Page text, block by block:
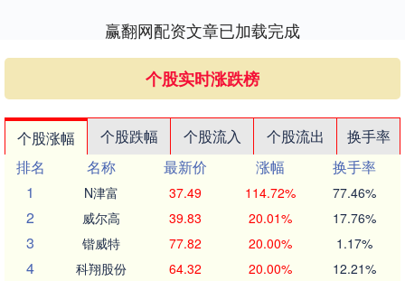
赢翻网配资文章已加载完成
个股实时涨跌榜
个股涨幅 个股跌幅 个股流入 个股流出
换手率
排名
名称 最新价 涨幅
换手率
1
N津富 37.49 114.72% 77.46%
2 威尔高 39.83 20.01% 17.76%
3 锴威特 77.82 20.00% 1.17%
4 科翔股份 64.32 20.00% 12.21%